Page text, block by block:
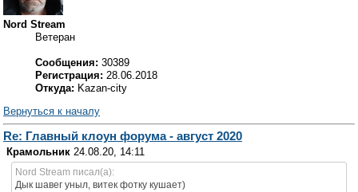
Nord Stream
Ветеран
Сообщения: 30389
Регистрация: 28.06.2018
Откуда: Kazan-city
Вернуться к началу
Re: Главный клоун форума - август 2020
Крамольник 24.08.20, 14:11
Nord Stream писал(а):
Дык шавег уныл, витек фотку кушает)